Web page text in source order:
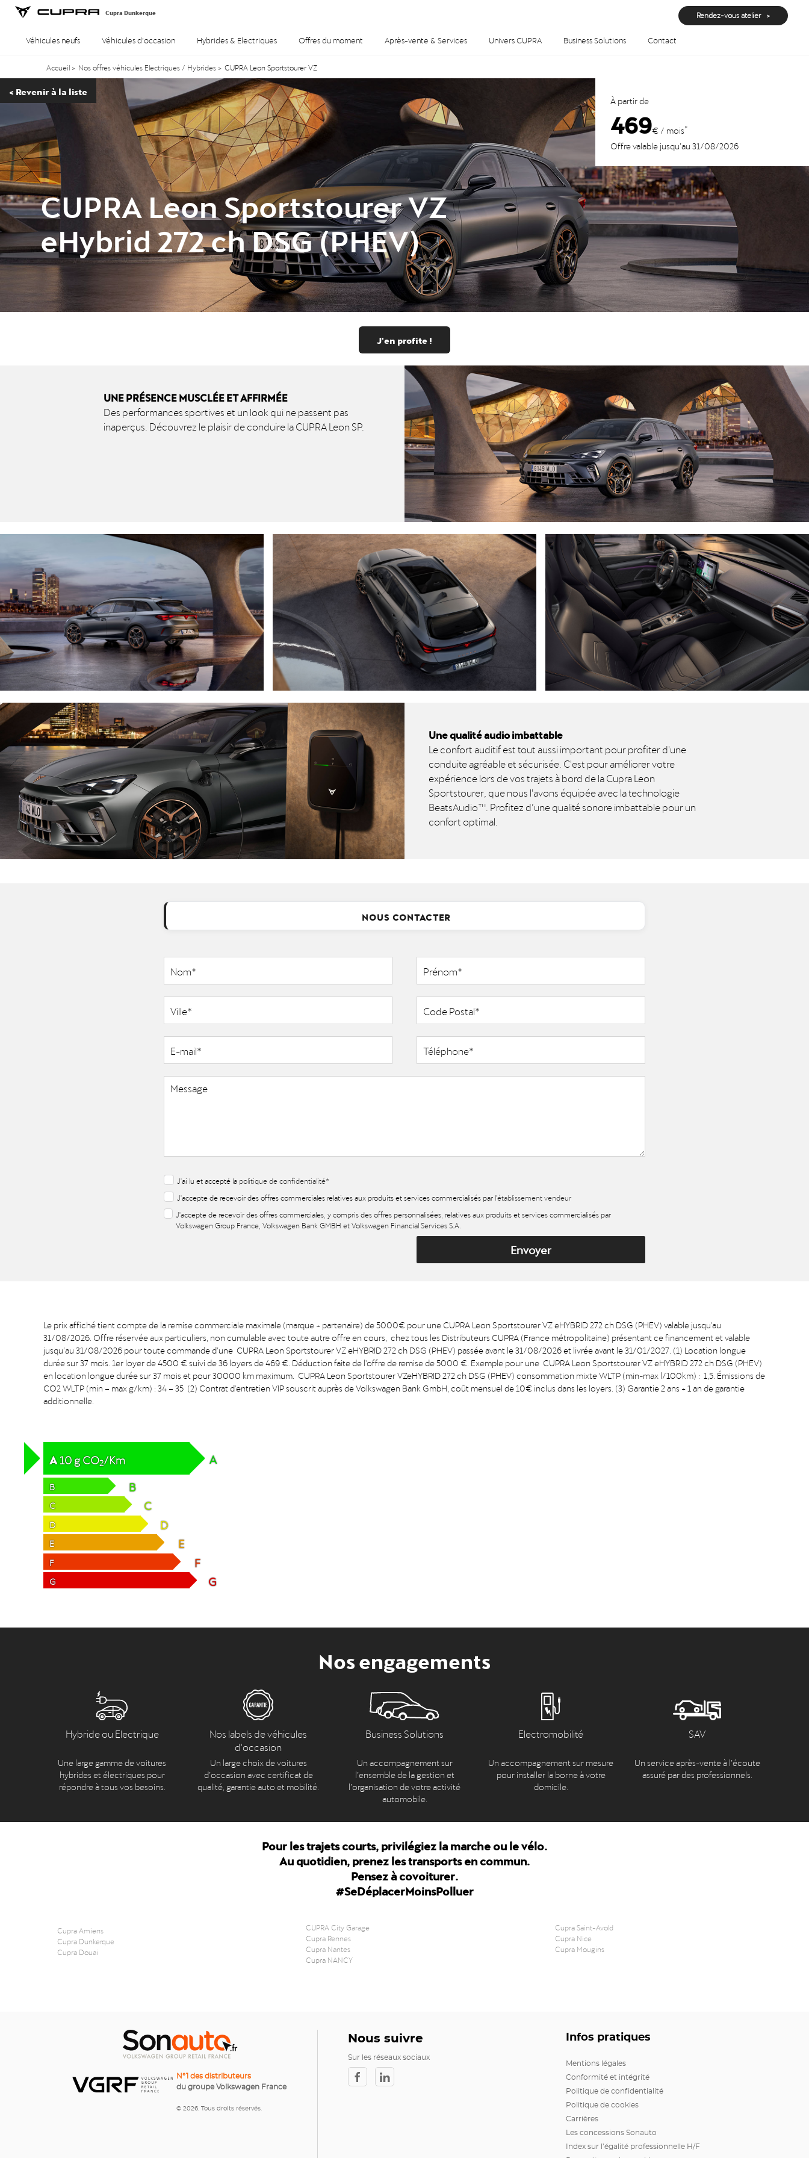
Cupra Dunkerque Rendez-vous atelier
Véhicules neufs Véhicules d’occasion Hybrides & Electriques Offres du moment Après-vente & Services Univers CUPRA Business Solutions Contact
Accueil > Nos offres véhicules Electriques / Hybrides > CUPRA Leon Sportstourer VZ
< Revenir à la liste
CUPRA Leon Sportstourer VZ
eHybrid 272 ch DSG (PHEV)
À partir de
469€ / mois*
Offre valable jusqu’au 31/08/2026
J'en profite !
UNE PRÉSENCE MUSCLÉE ET AFFIRMÉE
Des performances sportives et un look qui ne passent pas
inaperçus. Découvrez le plaisir de conduire la CUPRA Leon SP.
Une qualité audio imbattable
Le confort auditif est tout aussi important pour profiter d'une
conduite agréable et sécurisée. C'est pour améliorer votre
expérience lors de vos trajets à bord de la Cupra Leon
Sportstourer, que nous l'avons équipée avec la technologie
BeatsAudio™. Profitez d’une qualité sonore imbattable pour un
confort optimal.
NOUS CONTACTER
J'ai lu et accepté la politique de confidentialité*
J'accepte de recevoir des offres commerciales relatives aux produits et services commercialisés par l'établissement vendeur
J'accepte de recevoir des offres commerciales, y compris des offres personnalisées, relatives aux produits et services commercialisés par
Volkswagen Group France, Volkswagen Bank GMBH et Volkswagen Financial Services S.A.
Envoyer
Le prix affiché tient compte de la remise commerciale maximale (marque + partenaire) de 5000€ pour une CUPRA Leon Sportstourer VZ eHYBRID 272 ch DSG (PHEV) valable jusqu'au
31/08/2026. Offre réservée aux particuliers, non cumulable avec toute autre offre en cours, chez tous les Distributeurs CUPRA (France métropolitaine) présentant ce financement et valable
jusqu’au 31/08/2026 pour toute commande d’une CUPRA Leon Sportstourer VZ eHYBRID 272 ch DSG (PHEV) passée avant le 31/08/2026 et livrée avant le 31/01/2027. (1) Location longue
durée sur 37 mois. 1er loyer de 4500 € suivi de 36 loyers de 469 €. Déduction faite de l'offre de remise de 5000 €. Exemple pour une CUPRA Leon Sportstourer VZ eHYBRID 272 ch DSG (PHEV)
en location longue durée sur 37 mois et pour 30000 km maximum. CUPRA Leon Sportstourer VZeHYBRID 272 ch DSG (PHEV) consommation mixte WLTP (min-max l/100km) : 1,5. Émissions de
CO2 WLTP (min – max g/km) : 34 – 35 (2) Contrat d'entretien VIP souscrit auprès de Volkswagen Bank GmbH, coût mensuel de 10€ inclus dans les loyers. (3) Garantie 2 ans + 1 an de garantie
additionnelle.
A10gCO2/Km A
B B
C C
D D
E E
F F
G G
Nos engagements
Hybride ou Electrique
Une large gamme de voitures
hybrides et électriques pour
répondre à tous vos besoins.
Nos labels de véhicules
d'occasion
Un large choix de voitures
d’occasion avec certificat de
qualité, garantie auto et mobilité.
Business Solutions
Un accompagnement sur
l’ensemble de la gestion et
l’organisation de votre activité
automobile.
Electromobilité
Un accompagnement sur mesure
pour installer la borne à votre
domicile.
SAV
Un service après-vente à l’écoute
assuré par des professionnels.
Pour les trajets courts, privilégiez la marche ou le vélo.
Au quotidien, prenez les transports en commun.
Pensez à covoiturer.
#SeDéplacerMoinsPolluer
Cupra Amiens
Cupra Dunkerque
Cupra Douai
CUPRA City Garage
Cupra Rennes
Cupra Nantes
Cupra NANCY
Cupra Saint-Avold
Cupra Nice
Cupra Mougins
N°1 des distributeurs
du groupe Volkswagen France
© 2026. Tous droits réservés.
Nous suivre
Sur les réseaux sociaux
Infos pratiques
Mentions légales
Conformité et intégrité
Politique de confidentialité
Politique de cookies
Carrières
Les concessions Sonauto
Index sur l’égalité professionnelle H/F